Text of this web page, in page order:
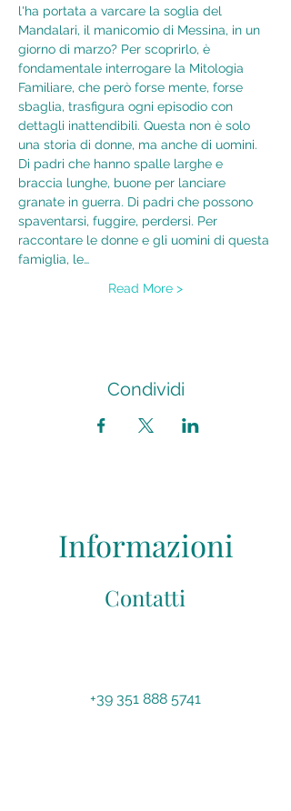
l'ha portata a varcare la soglia del
Mandalari, il manicomio di Messina, in un
giorno di marzo? Per scoprirlo, è
fondamentale interrogare la Mitologia
Familiare, che però forse mente, forse
sbaglia, trasfigura ogni episodio con
dettagli inattendibili. Questa non è solo
una storia di donne, ma anche di uomini.
Di padri che hanno spalle larghe e
braccia lunghe, buone per lanciare
granate in guerra. Di padri che possono
spaventarsi, fuggire, perdersi. Per
raccontare le donne e gli uomini di questa
famiglia, le…
Read More >
Condividi
Informazioni
Contatti
+39 351 888 5741